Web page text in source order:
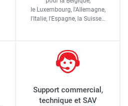
le Luxembourg, l'Allemagne,
l'Italie, l'Espagne, la Suisse…
Support commercial,
technique et SAV